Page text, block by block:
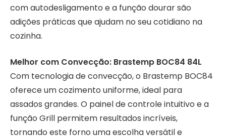
com autodesligamento e a função dourar são
adições práticas que ajudam no seu cotidiano na
cozinha.
Melhor com Convecção: Brastemp BOC84 84L
Com tecnologia de convecção, o Brastemp BOC84
oferece um cozimento uniforme, ideal para
assados grandes. O painel de controle intuitivo e a
função Grill permitem resultados incríveis,
tornando este forno uma escolha versátil e